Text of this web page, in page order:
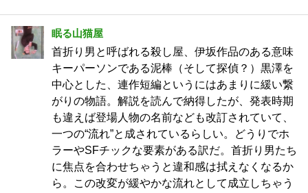
眠る山猫屋
首折り男と呼ばれる殺し屋、伊坂作品のある意味
キーパーソンである泥棒（そして探偵？）黒澤を
中心とした、連作短編というにはあまりに緩い繋
がりの物語。解説を読んで納得したが、発表時期
も違えば登場人物の名前なども改訂されていて、
一つの“流れ”と成されているらしい。どうりでホ
ラーやSFチックな要素がある訳だ。首折り男たち
に焦点を合わせちゃうと違和感は拭えなくなるか
ら。この改変が緩やかな流れとして成立しちゃう